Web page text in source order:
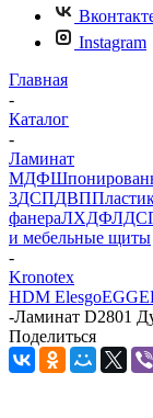
Instagram
Главная
-
Каталог
-
Ламинат
МДФ
3ДСПДВП
фанераЛХДФ
и мебельные щиты
-
Kronotex
HDM Elesgo
-Ламинат D2801
Поделиться